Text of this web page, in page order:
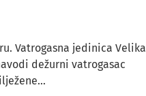
Vatrogasna jedinica Velika
dežurni vatrogasac